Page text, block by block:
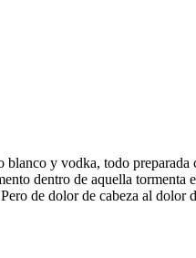
y vodka, todo
dentro de aquella
de dolor de cabeza al dolor